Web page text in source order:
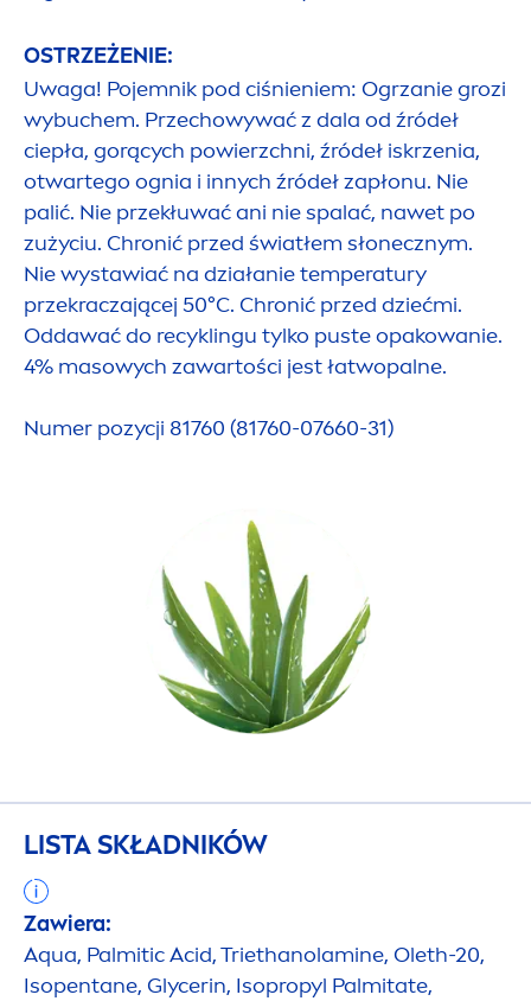
OSTRZEŻENIE:
Uwaga! Pojemnik pod ciśnieniem: Ogrzanie grozi
wybuchem. Przechowywać z dala od źródeł
ciepła, gorących powierzchni, źródeł iskrzenia,
otwartego ognia i innych źródeł zapłonu. Nie
palić. Nie przekłuwać ani nie spalać, nawet po
zużyciu. Chronić przed światłem słonecznym.
Nie wystawiać na działanie temperatury
przekraczającej 50°C. Chronić przed dziećmi.
Oddawać do recyklingu tylko puste opakowanie.
4% masowych zawartości jest łatwopalne.
Numer pozycji 81760 (81760-07660-31)
LISTA SKŁADNIKÓW
Zawiera:
Aqua, Palmitic Acid, Triethanolamine, Oleth-20,
Isopentane, Glycerin, Isopropyl Palmitate,